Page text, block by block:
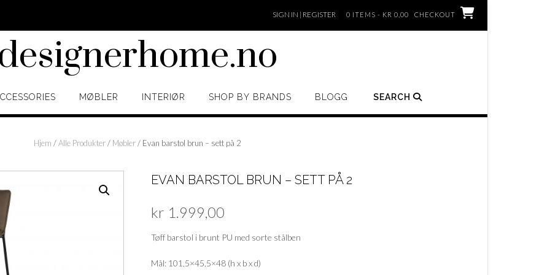
SIGN IN | REGISTER 0 ITEMS - KR 0,00 CHECKOUT
MØBLER INTERIØR SHOP BY BRANDS BLOGG SEARCH
Hjem /Alle Produkter/ Møbler/ Evan barstol brun – sett på 2
EVAN BARSTOL BRUN – SETT PÅ 2
kr 1.999,00
Tøff barstol i brunt PU med sorte stålben
Mål: 101,5×45,5×48 (h x b x d)